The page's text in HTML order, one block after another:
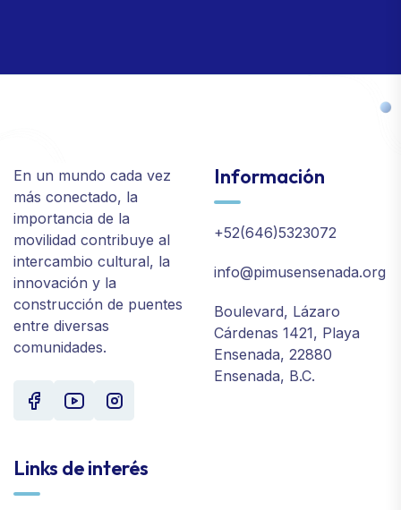
En un mundo cada vez
más conectado, la
importancia de la
movilidad contribuye al
intercambio cultural, la
innovación y la
construcción de puentes
entre diversas
comunidades.
Información
+52(646)5323072
info@pimusensenada.org
Boulevard, Lázaro
Cárdenas 1421, Playa
Ensenada, 22880
Ensenada, B.C.
Links de interés